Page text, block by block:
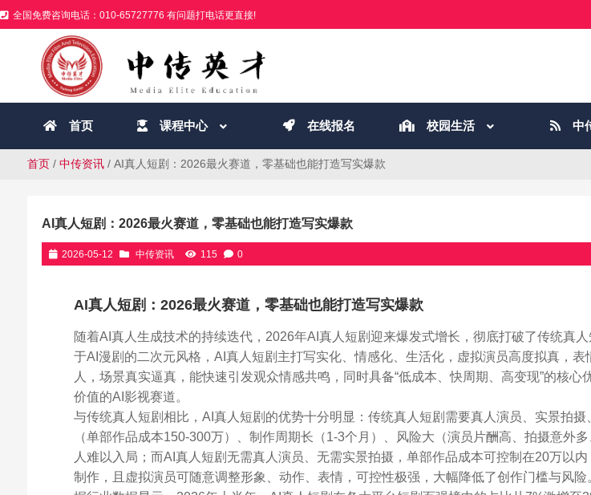
全国免费咨询电话：010-65727776 有问题打电话更直接!
首页 课程中心 在线报名 校园生活 中
首页/ 中传资讯/ AI真人短剧：2026最火赛道，零基础也能打造写实爆款
AI真人短剧：2026最火赛道，零基础也能打造写实爆款
2026-05-12 中传资讯 115 0
AI真人短剧：2026最火赛道，零基础也能打造写实爆款
随着AI真人生成技术的持续迭代，2026年AI真人短剧迎来爆发式增长，彻底打破了传统真
于AI漫剧的二次元风格，AI真人短剧主打写实化、情感化、生活化，虚拟演员高度拟真，表
人，场景真实逼真，能快速引发观众情感共鸣，同时具备“低成本、快周期、高变现”的核心
价值的AI影视赛道。
与传统真人短剧相比，AI真人短剧的优势十分明显：传统真人短剧需要真人演员、实景拍摄
（单部作品成本150-300万）、制作周期长（1-3个月）、风险大（演员片酬高、拍摄意外
人难以入局；而AI真人短剧无需真人演员、无需实景拍摄，单部作品成本可控制在20万以
制作，且虚拟演员可随意调整形象、动作、表情，可控性极强，大幅降低了创作门槛与风险